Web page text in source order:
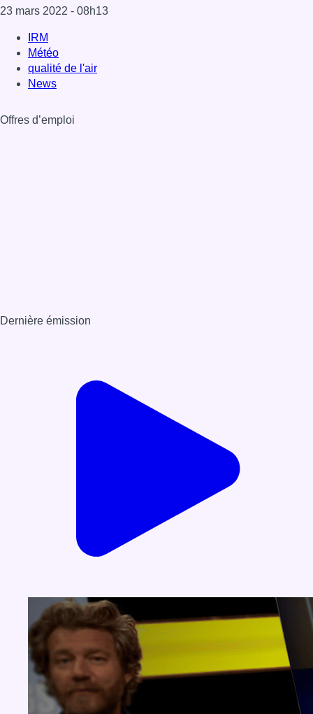
23 mars 2022 - 08h13
IRM
Météo
qualité de l'air
News
Offres d’emploi
Dernière émission